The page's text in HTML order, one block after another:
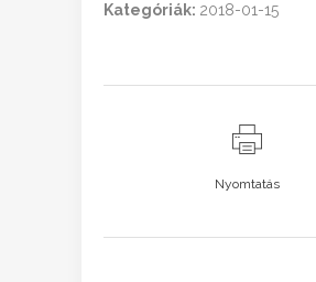
Kategóriák: 2018-01-15
Nyomtatás